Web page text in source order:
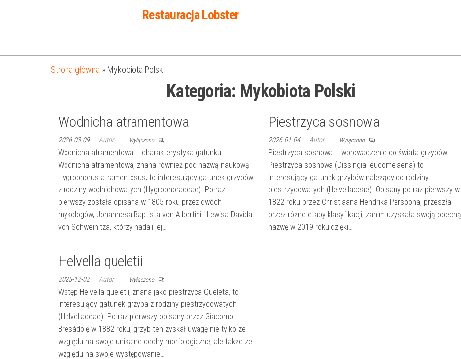
Restauracja Lobster
Strona główna » Mykobiota Polski
Kategoria: Mykobiota Polski
Wodnicha atramentowa
2026-03-09 Autor Wyłączono
Wodnicha atramentowa – charakterystyka gatunku
Wodnicha atramentowa, znana również pod nazwą naukową
Hygrophorus atramentosus, to interesujący gatunek grzybów
z rodziny wodnichowatych (Hygrophoraceae). Po raz
pierwszy została opisana w 1805 roku przez dwóch
mykologów, Johannesa Baptista von Albertini i Lewisa Davida
von Schweinitza, którzy nadali jej…
Piestrzyca sosnowa
2026-01-04 Autor Wyłączono
Piestrzyca sosnowa – wprowadzenie do świata grzybów
Piestrzyca sosnowa (Dissingia leucomelaena) to
interesujący gatunek grzybów należący do rodziny
piestrzycowatych (Helvellaceae). Opisany po raz pierwszy w
1822 roku przez Christiaana Hendrika Persoona, przeszła
przez różne etapy klasyfikacji, zanim uzyskała swoją obecną
nazwę w 2019 roku dzięki…
Helvella queletii
2025-12-02 Autor Wyłączono
Wstęp Helvella queletii, znana jako piestrzyca Queleta, to
interesujący gatunek grzyba z rodziny piestrzycowatych
(Helvellaceae). Po raz pierwszy opisany przez Giacomo
Bresàdolę w 1882 roku, grzyb ten zyskał uwagę nie tylko ze
względu na swoje unikalne cechy morfologiczne, ale także ze
względu na swoje występowanie…